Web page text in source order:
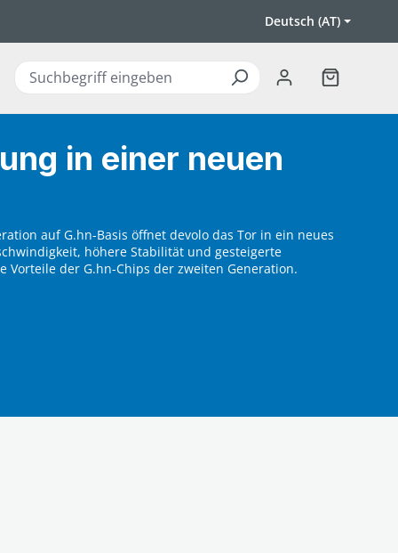
Deutsch (AT)
in einer neuen
auf G.hn-Basis öffnet devolo das Tor in ein neues
höhere Stabilität und gesteigerte
Vorteile der G.hn-Chips der zweiten Generation.